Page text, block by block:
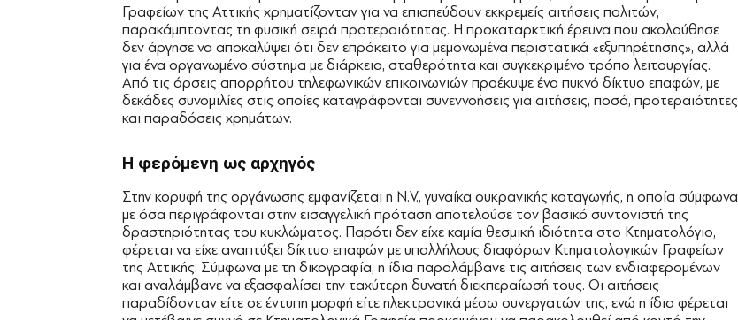
Γραφείων της Αττικής χρηματίζονταν για να επισπεύδουν εκκρεμείς αιτήσεις πολιτών,
παρακάμπτοντας τη φυσική σειρά προτεραιότητας. Η προκαταρκτική έρευνα που ακολούθησε
δεν άργησε να αποκαλύψει ότι δεν επρόκειτο για μεμονωμένα περιστατικά «εξυπηρέτησης», αλλά
για ένα οργανωμένο σύστημα με διάρκεια, σταθερότητα και συγκεκριμένο τρόπο λειτουργίας.
Από τις άρσεις απορρήτου τηλεφωνικών επικοινωνιών προέκυψε ένα πυκνό δίκτυο επαφών, με
δεκάδες συνομιλίες στις οποίες καταγράφονται συνεννοήσεις για αιτήσεις, ποσά, προτεραιότητες
και παραδόσεις χρημάτων.
Η φερόμενη ως αρχηγός
Στην κορυφή της οργάνωσης εμφανίζεται η Ν.V., γυναίκα ουκρανικής καταγωγής, η οποία σύμφωνα
με όσα περιγράφονται στην εισαγγελική πρόταση αποτελούσε τον βασικό συντονιστή της
δραστηριότητας του κυκλώματος. Παρότι δεν είχε καμία θεσμική ιδιότητα στο Κτηματολόγιο,
φέρεται να είχε αναπτύξει δίκτυο επαφών με υπαλλήλους διαφόρων Κτηματολογικών Γραφείων
της Αττικής. Σύμφωνα με τη δικογραφία, η ίδια παραλάμβανε τις αιτήσεις των ενδιαφερομένων
και αναλάμβανε να εξασφαλίσει την ταχύτερη δυνατή διεκπεραίωσή τους. Οι αιτήσεις
παραδίδονταν είτε σε έντυπη μορφή είτε ηλεκτρονικά μέσω συνεργατών της, ενώ η ίδια φέρεται